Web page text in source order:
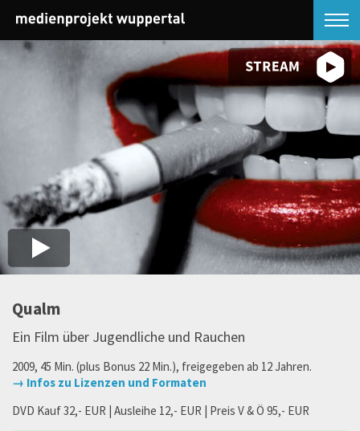
Qualm
Ein Film über Jugendliche und Rauchen
2009, 45 Min. (plus Bonus 22 Min.), freigegeben ab 12 Jahren.
→ Infos zu Lizenzen und Formaten
DVD Kauf 32,- EUR | Ausleihe 12,- EUR | Preis V & Ö 95,- EUR